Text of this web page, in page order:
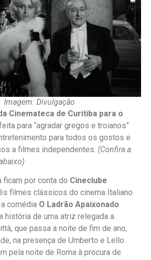
Imagem: Divulgação
Cinemateca de Curitiba para o
para “agradar gregos e troianos”
para todos os gostos e
a filmes independentes. (Confira a
por conta do Cineclube
filmes clássicos do cinema Italiano.
comédia O Ladrão Apaixonado
história de uma atriz relegada a
que passa a noite de fim de ano,
na presença de Umberto e Lello.
pela noite de Roma à procura de